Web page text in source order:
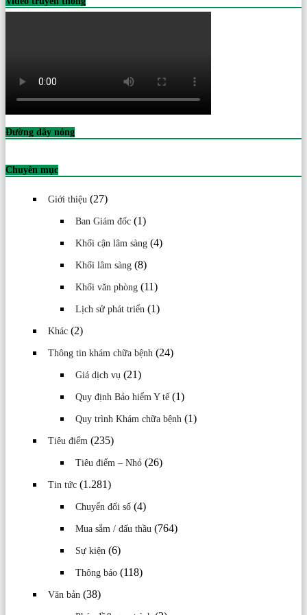
Đường dây nóng
Chuyên mục
Giới thiệu (27)
Ban Giám đốc (1)
Khối cận lâm sàng (4)
Khối lâm sàng (8)
Khối văn phòng (11)
Lịch sử phát triển (1)
Khác (2)
Thông tin khám chữa bệnh (24)
Giá dịch vụ (21)
Quy định Bảo hiểm Y tế(1)
Quy trình Khám chữa bệnh (1)
Tiêu điểm (235)
Tiêu điểm – Nhỏ (26)
Tin tức (1.281)
Chuyển đối số (4)
Mua sắm / đấu thầu (764)
Sự kiện (6)
Thông báo (118)
Văn bản (38)